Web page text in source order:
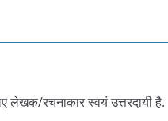
लेखक/रचनाकार स्वयं उत्तरदायी है.